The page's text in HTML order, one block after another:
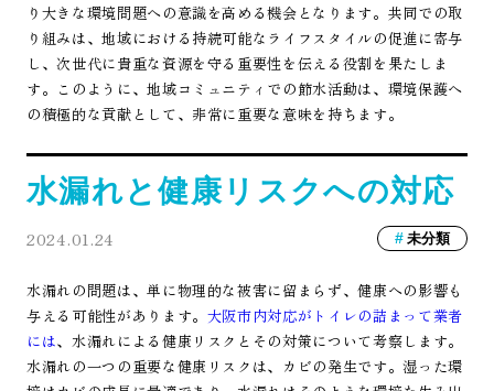
り大きな環境問題への意識を高める機会となります。共同での取
り組みは、地域における持続可能なライフスタイルの促進に寄与
し、次世代に貴重な資源を守る重要性を伝える役割を果たしま
す。このように、地域コミュニティでの節水活動は、環境保護へ
の積極的な貢献として、非常に重要な意味を持ちます。
水漏れと健康リスクへの対応
2024.01.24 未分類
水漏れの問題は、単に物理的な被害に留まらず、健康への影響も
与える可能性があります。 大阪市内対応がトイレの詰まって業者
には、水漏れによる健康リスクとその対策について考察します。
水漏れの一つの重要な健康リスクは、カビの発生です。湿った環